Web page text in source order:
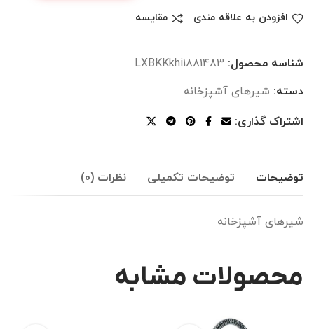
افزودن به علاقه مندی مقایسه
شناسه محصول: LXBKKkhi1881483
دسته: شیرهای آشپزخانه
اشتراک گذاری:
توضیحات توضیحات تکمیلی نظرات (0)
شیرهای آشپزخانه
محصولات مشابه